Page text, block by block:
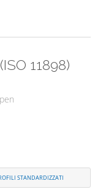
11898)
STANDARDIZZATI